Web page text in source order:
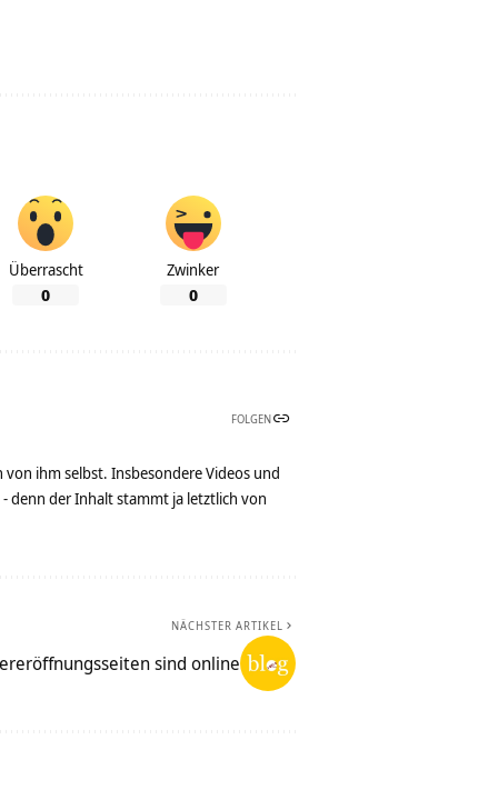
Überrascht
0
Zwinker
0
FOLGEN
ihm selbst. Insbesondere Videos und
denn der Inhalt stammt ja letztlich von
NÄCHSTER ARTIKEL
sind online